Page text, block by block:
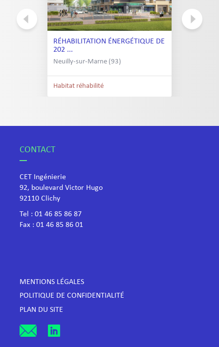
RÉHABILITATION ÉNERGÉTIQUE DE
202 ...
Neuilly-sur-Marne (93)
Habitat réhabilité
CONTACT
CET Ingénierie
92, boulevard Victor Hugo
​92110 Clichy
Tel : 01 46 85 86 87
Fax : 01 46 85 86 01
MENTIONS LÉGALES
POLITIQUE DE CONFIDENTIALITÉ
PLAN DU SITE